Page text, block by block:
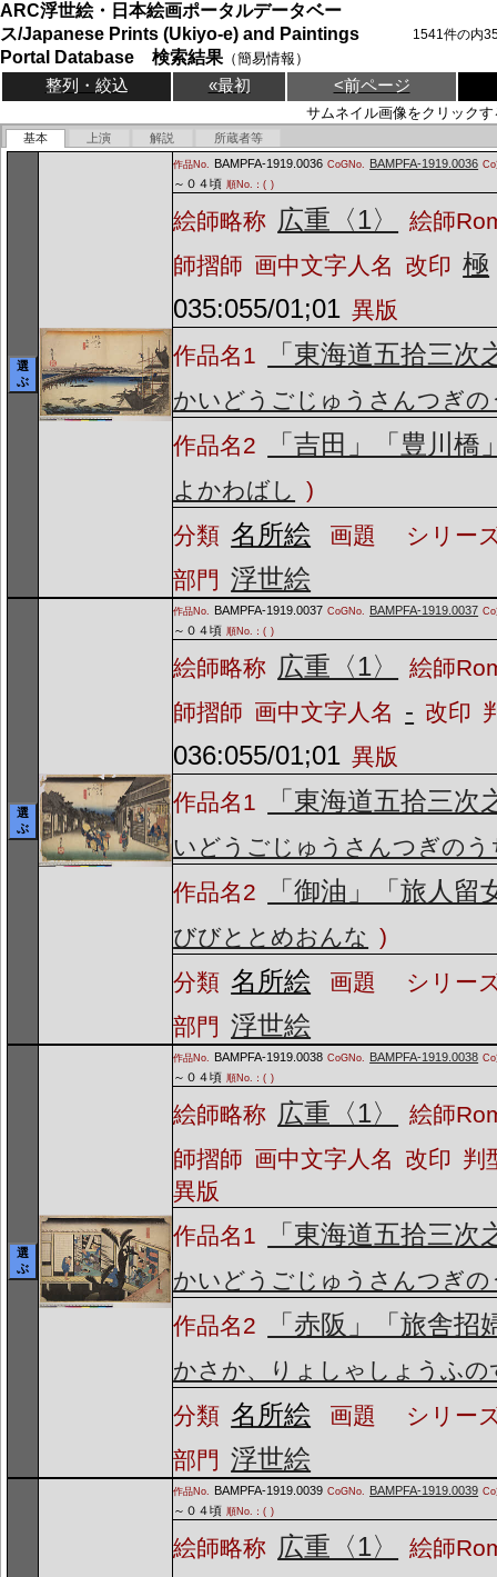
ARC浮世絵・日本絵画ポータルデータベー
ス/Japanese Prints (Ukiyo-e) and Paintings
Portal Database 検索結果（簡易情報）
1541件の内
整列・絞込 «最初 <前ページ
サムネイル画像をクリック
基本 上演 解説 所蔵者等
選
ぶ
作品No. BAMPFA-1919.0036 CoGNo. BAMPFA-1919.0036
～０４頃 順No.：( )
絵師略称 広重〈1〉
絵師
師摺師 画中文字人名 改印 極
035:055/01;01 異版
作品名1
「東海道五拾三次
かいどうごじゅうさんつぎの
作品名2
「吉田」「豊川橋
よかわばし
)
分類 名所絵 画題
シリー
部門 浮世絵
選
ぶ
作品No. BAMPFA-1919.0037 CoGNo. BAMPFA-1919.0037
～０４頃 順No.：( )
絵師略称 広重〈1〉
絵師
師摺師 画中文字人名 - 改印
036:055/01;01 異版
作品名1
「東海道五拾三次
いどうごじゅうさんつぎのう
作品名2
「御油」「旅人留
びびととめおんな )
分類 名所絵 画題
シリー
部門 浮世絵
選
ぶ
作品No. BAMPFA-1919.0038 CoGNo. BAMPFA-1919.0038
～０４頃 順No.：( )
絵師略称 広重〈1〉
絵師
師摺師 画中文字人名 改印 判
異版
作品名1
「東海道五拾三次
かいどうごじゅうさんつぎの
作品名2
「赤阪」「旅舎招
かさか、りょしゃしょうふの
分類 名所絵 画題
シリー
部門 浮世絵
作品No. BAMPFA-1919.0039 CoGNo. BAMPFA-1919.0039
～０４頃 順No.：( )
絵師略称 広重〈1〉
絵師